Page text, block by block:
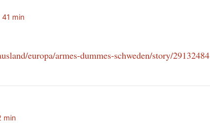
41 min
europa/armes-dummes-schweden/story/29132484
min